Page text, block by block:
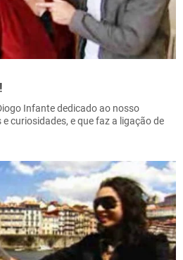
Infante dedicado ao nosso
curiosidades, e que faz a ligação de